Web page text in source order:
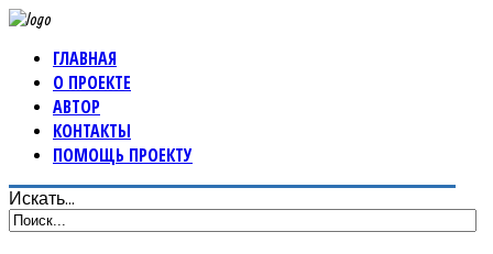
ГЛАВНАЯ
О ПРОЕКТЕ
АВТОР
КОНТАКТЫ
ПОМОЩЬ ПРОЕКТУ
Искать...